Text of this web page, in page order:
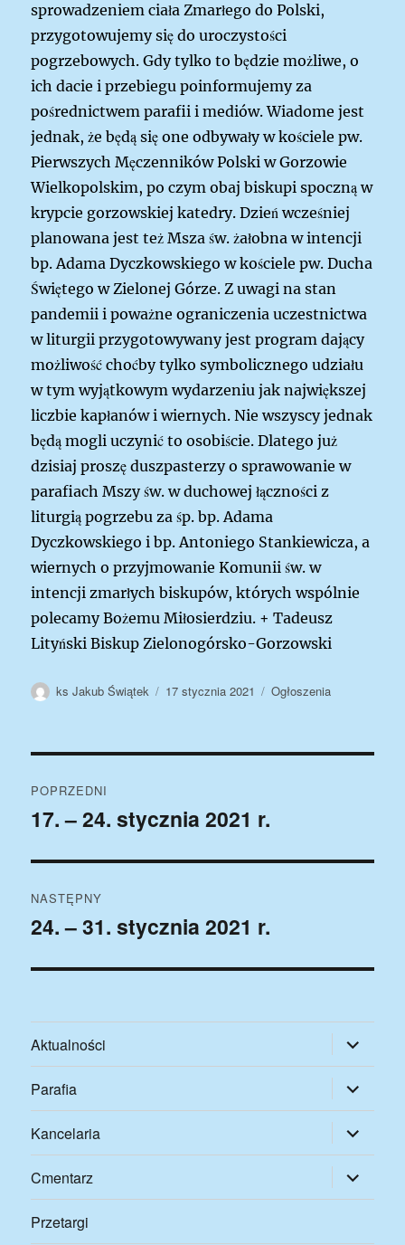
sprowadzeniem ciała Zmarłego do Polski,
przygotowujemy się do uroczystości
pogrzebowych. Gdy tylko to będzie możliwe, o
ich dacie i przebiegu poinformujemy za
pośrednictwem parafii i mediów. Wiadome jest
jednak, że będą się one odbywały w kościele pw.
Pierwszych Męczenników Polski w Gorzowie
Wielkopolskim, po czym obaj biskupi spoczną w
krypcie gorzowskiej katedry. Dzień wcześniej
planowana jest też Msza św. żałobna w intencji
bp. Adama Dyczkowskiego w kościele pw. Ducha
Świętego w Zielonej Górze. Z uwagi na stan
pandemii i poważne ograniczenia uczestnictwa
w liturgii przygotowywany jest program dający
możliwość choćby tylko symbolicznego udziału
w tym wyjątkowym wydarzeniu jak największej
liczbie kapłanów i wiernych. Nie wszyscy jednak
będą mogli uczynić to osobiście. Dlatego już
dzisiaj proszę duszpasterzy o sprawowanie w
parafiach Mszy św. w duchowej łączności z
liturgią pogrzebu za śp. bp. Adama
Dyczkowskiego i bp. Antoniego Stankiewicza, a
wiernych o przyjmowanie Komunii św. w
intencji zmarłych biskupów, których wspólnie
polecamy Bożemu Miłosierdziu. + Tadeusz
Lityński Biskup Zielonogórsko-Gorzowski
Autor
ks Jakub Świątek
Data
17 stycznia 2021 Kategorie
Ogłoszenia
wpisu
POPRZEDNI
Poprzedni
17. – 24. stycznia 2021 r.
NASTĘPNY
Następny
24. – 31. stycznia 2021 r.
Aktualności rozwiń
menu
potomne
Parafia
rozwiń
menu
potomne
Kancelaria
rozwiń
menu
potomne
Cmentarz
rozwiń
menu
potomne
Przetargi